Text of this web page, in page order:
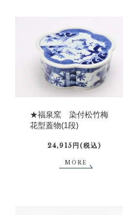
★福泉窯 染付松竹梅
花型蓋物(1段)
24,915円(税込)
MORE